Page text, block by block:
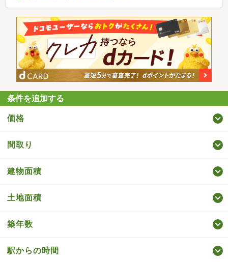
条件を追加する
価格
間取り
建物面積
土地面積
築年数
駅からの時間